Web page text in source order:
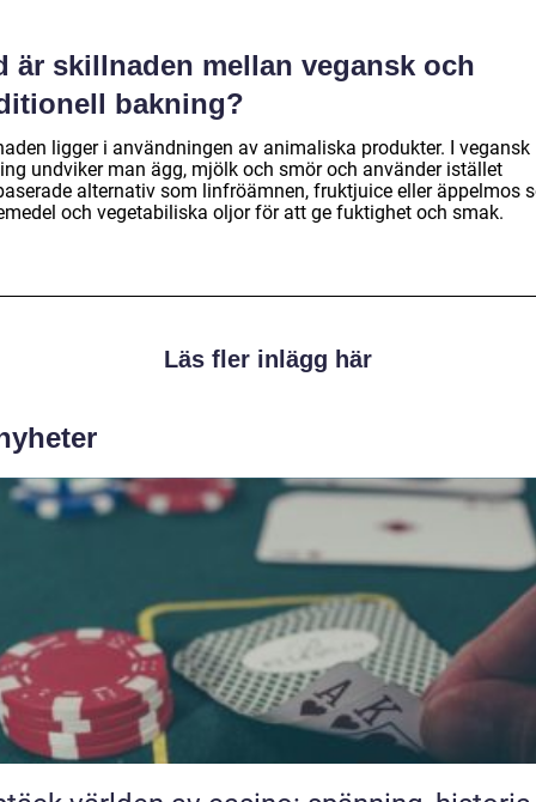
är skillnaden mellan vegansk och
bakning?
ligger i användningen av animaliska produkter. I vegansk
undviker man ägg, mjölk och smör och använder istället
alternativ som linfröämnen, fruktjuice eller äppelmos
och vegetabiliska oljor för att ge fuktighet och smak.
Läs fler inlägg här